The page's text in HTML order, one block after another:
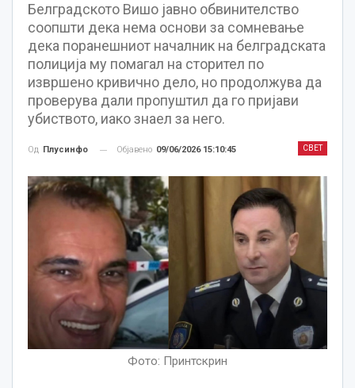
Белградското Вишо јавно обвинителство
соопшти дека нема основи за сомневање
дека поранешниот началник на белградската
полиција му помагал на сторител по
извршено кривично дело, но продолжува да
проверува дали пропуштил да го пријави
убиството, иако знаел за него.
СВЕТ
Од Плусинфо Објавено 09/06/2026 15:10:45
Фото: Принтскрин